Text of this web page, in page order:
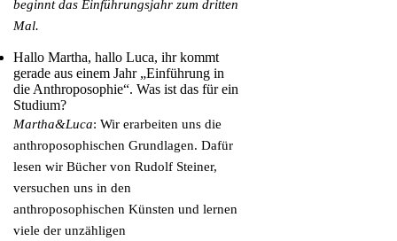
beginnt das Einführungsjahr zum dritten
Mal.
Hallo Martha, hallo Luca, ihr kommt
gerade aus einem Jahr „Einführung in
die Anthroposophie“. Was ist das für ein
Studium?
Martha&Luca: Wir erarbeiten uns die
anthroposophischen Grundlagen. Dafür
lesen wir Bücher von Rudolf Steiner,
versuchen uns in den
anthroposophischen Künsten und lernen
viele der unzähligen